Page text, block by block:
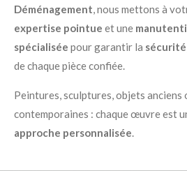
Déménagement, nous mettons à
expertise pointue et une
spécialisée pour garantir la sécurité
de chaque pièce confiée.
Peintures, sculptures, objets anciens
contemporaines : chaque œuvre est
approche personnalisée.